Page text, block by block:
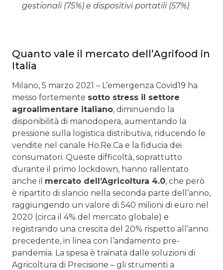
gestionali (75%) e dispositivi portatili (57%)
Quanto vale il mercato dell’Agrifood in
Italia
Milano, 5 marzo 2021 – L’emergenza Covid19 ha
messo fortemente sotto stress il settore
agroalimentare italiano, diminuendo la
disponibilità di manodopera, aumentando la
pressione sulla logistica distributiva, riducendo le
vendite nel canale Ho.Re.Ca e la fiducia dei
consumatori. Queste difficoltà, soprattutto
durante il primo lockdown, hanno rallentato
anche il mercato dell’Agricoltura 4.0, che però
è ripartito di slancio nella seconda parte dell’anno,
raggiungendo un valore di 540 milioni di euro nel
2020 (circa il 4% del mercato globale) e
registrando una crescita del 20% rispetto all’anno
precedente, in linea con l’andamento pre-
pandemia. La spesa è trainata dalle soluzioni di
Agricoltura di Precisione – gli strumenti a